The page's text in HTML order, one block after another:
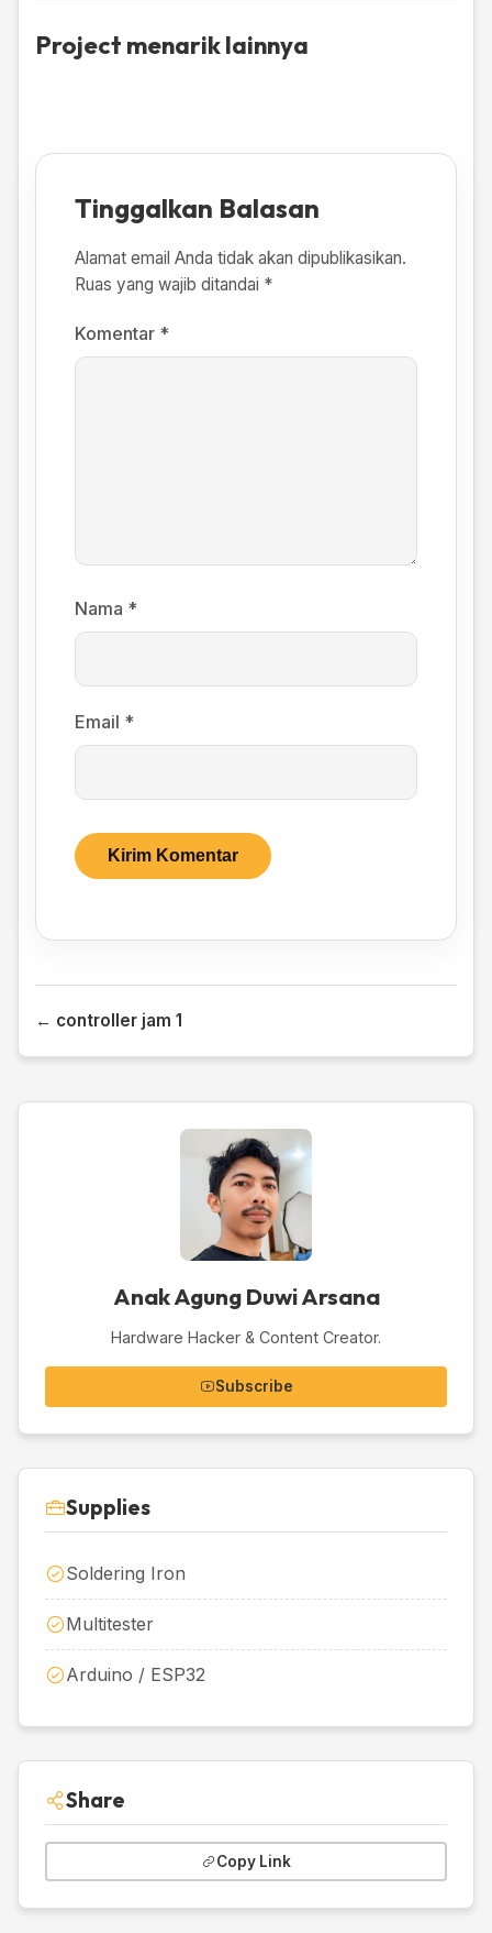
Project menarik lainnya
Tinggalkan Balasan
Alamat email Anda tidak akan dipublikasikan.
Ruas yang wajib ditandai *
Komentar *
Nama *
Email *
← controller jam 1
Anak Agung Duwi Arsana
Hardware Hacker & Content Creator.
Subscribe
Supplies
Soldering Iron
Multitester
Arduino / ESP32
Share
Copy Link